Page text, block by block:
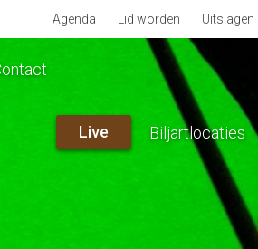
Agenda Lid worden Uitslagen
Live Biljartlocaties